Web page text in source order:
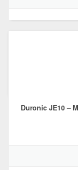
Duronic JE10 –